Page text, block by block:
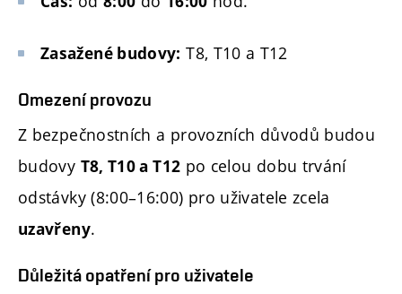
Zasažené budovy: T8, T10 a T12
Omezení provozu
Z bezpečnostních a provozních důvodů budou
budovy T8, T10 a T12 po celou dobu trvání
odstávky (8:00–16:00) pro uživatele zcela
uzavřeny.
Důležitá opatření pro uživatele